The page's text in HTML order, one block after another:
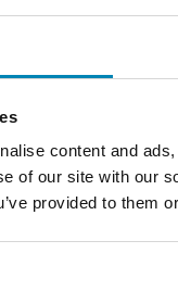
content and
of our site with our
provided to them
tillverkade på